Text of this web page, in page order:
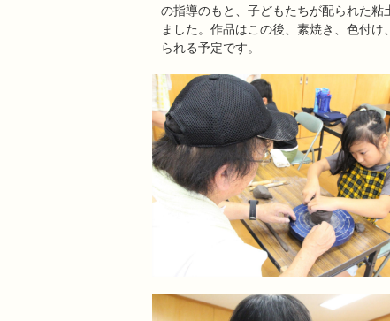
の指導のもと、子どもたちが配られた
ました。作品はこの後、素焼き、色付
られる予定です。